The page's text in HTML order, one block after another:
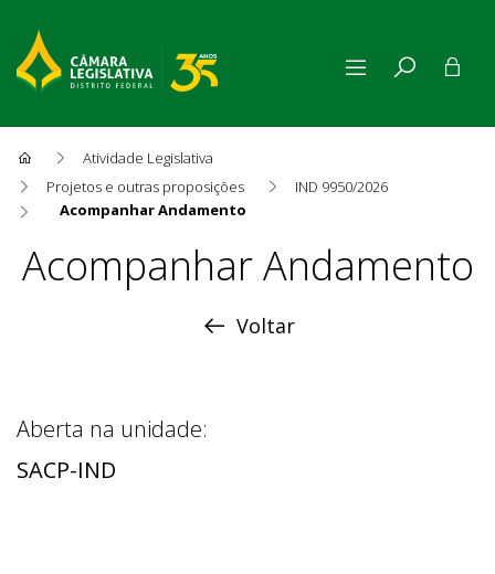
Atividade Legislativa
Projetos e outras proposições
IND 9950/2026
Acompanhar Andamento
Acompanhar Andamento
Acompanhar Andamento
Voltar
Aberta na unidade:
SACP-IND